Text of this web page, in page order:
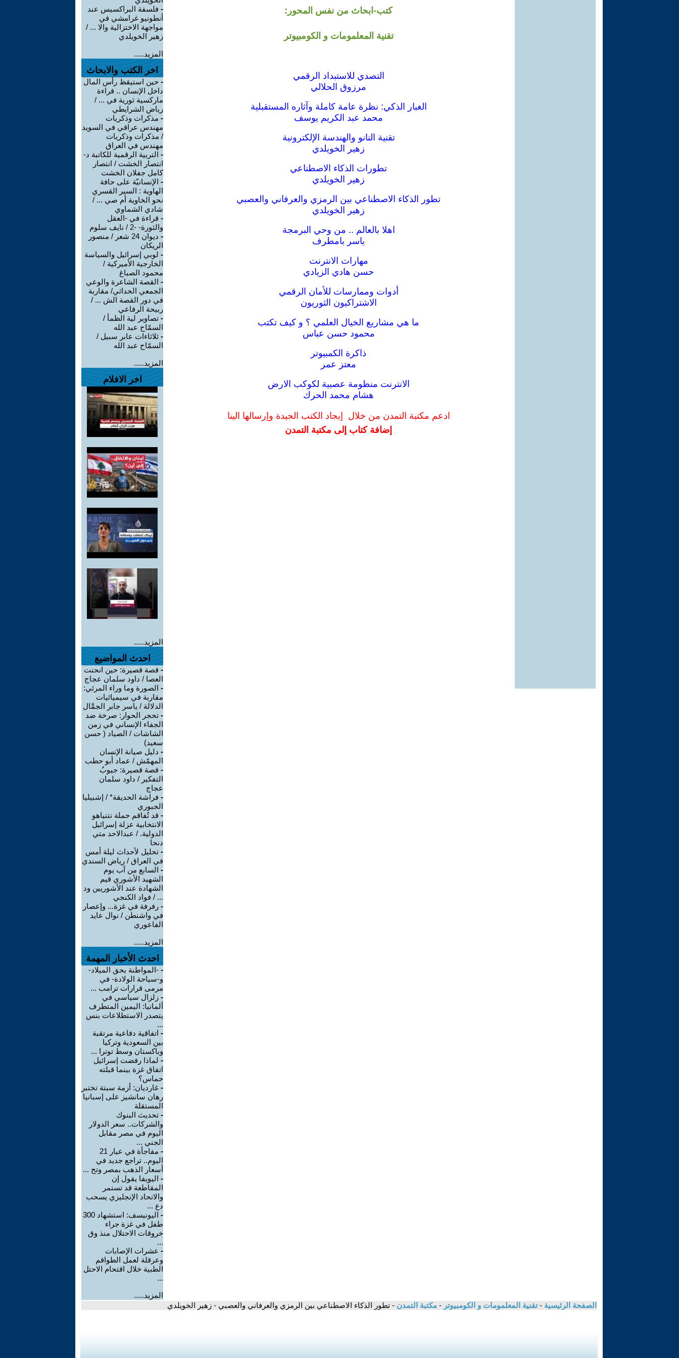
كتب-ابحاث من نفس المحور:
تقنية المعلمومات و الكومبيوتر
التصدي للاستبداد الرقمي
مرزوق الحلالي
الغبار الذكي: نظرة عامة كاملة وآثاره المستقبلية
محمد عبد الكريم يوسف
تقنية النانو والهندسة الإلكترونية
زهير الخويلدي
تطورات الذكاء الاصطناعي
زهير الخويلدي
تطور الذكاء الاصطناعي بين الرمزي والعرفاني والعصبي
زهير الخويلدي
اهلا بالعالم .. من وحي البرمجة
ياسر بامطرف
مهارات الانترنت
حسن هادي الزيادي
أدوات وممارسات للأمان الرقمي
الاشتراكيون الثوريون
ما هي مشاريع الخيال العلمي ؟ و كيف تكتب
محمود حسن عباس
ذاكرة الكمبيوتر
معتز عمر
الانترنت منظومة عصبية لكوكب الارض
هشام محمد الحرك
ادعم مكتبة التمدن من خلال إيجاد الكتب الجيدة وإرسالها الينا
إضافة كتاب إلى مكتبة التمدن
- فلسفة البراكسيس عند
أنطونيو غرامشي في
مواجهة الاختزالية والا ... /
زهير الخويلدي
المزيد.....
اخر الكتب والابحاث
- حين استيقظ رأس المال
داخل الإنسان .. قراءة
ماركسية ثورية في ... /
رياض الشرايطي
- مذكرات وذكريات
مهندس عراقي في السويد
/ مذكرات وذكريات
مهندس في العراق
- التربية الرقمية للكاتبة د-
انتصار الخشت / انتصار
كامل جفلان الخشت
- الإنسانيّة على حافة
الهاوية : السير القسري
نحو الخاوية أم صي ... /
شادي الشماوي
- قراءة في -العقل
والثورة- -2 / نايف سلوم
-
ديوان 24 شعر / منصور
الريكان
- لوبي إسرائيل والسياسة
الخارجية الأميركية /
محمود الصباغ
- القصة الشاعرة والوعي
الجمعي الحداثي/ مقاربة
في دور القصة الش ... /
ربيحة الرفاعي
- تصاوير لية الظمأ /
السمّاح عبد الله
- ثلاثاءات عابر سبيل /
السمّاح عبد الله
المزيد.....
اخر الافلام
المزيد.....
احدث المواضيع
- قصة قصيرة: حين انحنت
العصا / داود سلمان عجاج
- الصورة وما وراء المرئي:
مقاربة في سيميائيات
الدلالة / ياسر جابر الجمَّال
- تحجر الحوار: صرخة ضد
الجفاء الإنساني في زمن
الشاشات / الصياد ‏( حسن
سعيد‏)
- دليل صيانة الإنسان
المهمّش / عماد أبو حطب
- قصة قصيرة: جيوبُ
التفكير / داود سلمان
عجاج
- فراشة الحديقة* / إشبيليا
الجبوري
- قد تُفاقم حملة نتنياهو
الانتخابية عزلة إسرائيل
الدولية. / عبدالاحد متي
دنحا
- تحليل لأحداث ليلة أمس
في العراق / رياض السندي
- السابع من آب يوم
الشهيد الأشوري قيم
الشهادة عند الأشوريين ود
... / فواد الكنجي
- رفرفة في غزة... وإعصار
في واشنطن / نوال عايد
الفاعوري
المزيد.....
احدث الأخبار المهمة
- -المواطنة بحق الميلاد-
و-سياحة الولادة- في
مرمى قرارات ترامب ...
- زلزال سياسي في
ألمانيا: اليمين المتطرف
يتصدر الاستطلاعات بنس
...
- اتفاقية دفاعية مرتقبة
بين السعودية وتركيا
وباكستان وسط توترا ...
- لماذا رفضت إسرائيل
اتفاق غزة بينما قبلته
حماس؟
- غارديان: أزمة سبتة تختبر
رهان سانشيز على إسبانيا
المستقلة
- تحديث البنوك
والشركات.. سعر الدولار
اليوم في مصر مقابل
الجني ...
-
مفاجأة في عيار 21
اليوم.. تراجع جديد في
أسعار الذهب بمصر وتح ...
- اليويفا يقول إن
المقاطعة قد تستمر
والاتحاد الإنجليزي يسحب
دع ...
-
اليونيسف: استشهاد 300
طفل في غزة جراء
خروقات الاحتلال منذ وق
...
- عشرات الإصابات
وعرقلة لعمل الطواقم
الطبية خلال اقتحام الاحتل
...
المزيد.....
الصفحة الرئيسية -تقنية المعلمومات و الكومبيوتر - مكتبة التمدن - تطور الذكاء الاصطناعي بين الرمزي والعرفاني والعصبي - زهير الخويلدي